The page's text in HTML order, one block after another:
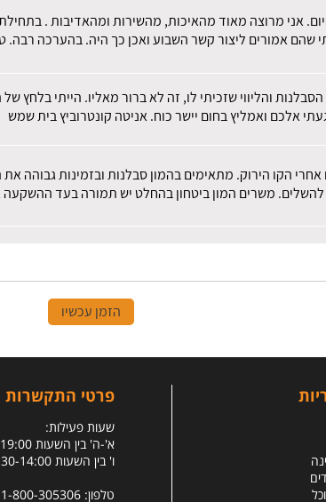
אני מרוצה מאוד מהאיכות, מהשירות ומהאדיבות .
שהם אמורים ליצור קשר השבוע ואכן כך היה. בהערכה רבה.
והליווי שזכיתי לו, זה לא ברור מאליו. הייתי
אלכם ואמליץ בחום יישר כוח. אניטה קונטרוביץ בית שמש
הקו הירוק. מתאימים בהמון סבלנות ובזמינות גבוהה
להשלים. משרים המון ביטחון בהחלט יש תמורה בעד
הזמן עכשיו
פרטי התקשרות
שעות פעילות:
א'-ה' בין השעות 10:30-19:00
ו' בין השעות 08:30-14:00
טלפון: 1-800-305306